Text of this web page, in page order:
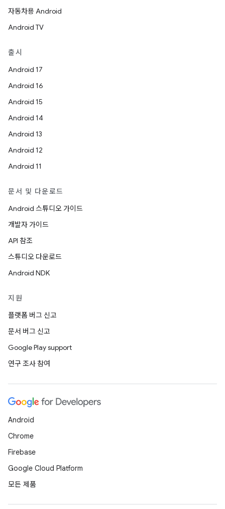
자동차용 Android
Android TV
출시
Android 17
Android 16
Android 15
Android 14
Android 13
Android 12
Android 11
문서 및 다운로드
Android 스튜디오 가이드
개발자 가이드
API 참조
스튜디오 다운로드
Android NDK
지원
플랫폼 버그 신고
문서 버그 신고
Google Play support
연구 조사 참여
Android
Chrome
Firebase
Google Cloud Platform
모든 제품